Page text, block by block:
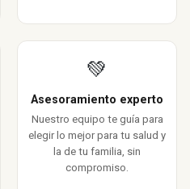
💚
Asesoramiento experto
Nuestro equipo te guía para
elegir lo mejor para tu salud y
la de tu familia, sin
compromiso.